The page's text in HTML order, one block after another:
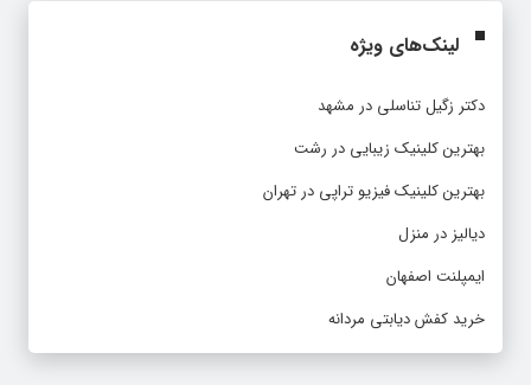
لینک‌های ویژه
دکتر زگیل تناسلی در مشهد
بهترین کلینیک زیبایی در رشت
بهترین کلینیک فیزیو تراپی در تهران
دیالیز در منزل
ایمپلنت اصفهان
خرید کفش دیابتی مردانه